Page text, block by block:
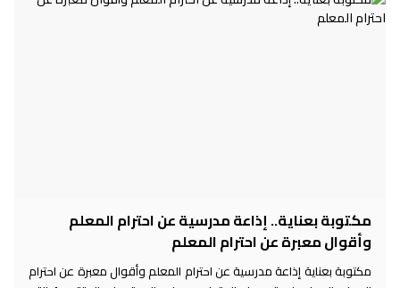
مكتوبة بعناية.. إذاعة مدرسية عن احترام المعلم
وأقوال معبرة عن احترام المعلم
مكتوبة بعناية إذاعة مدرسية عن احترام المعلم وأقوال معبرة عن احترام